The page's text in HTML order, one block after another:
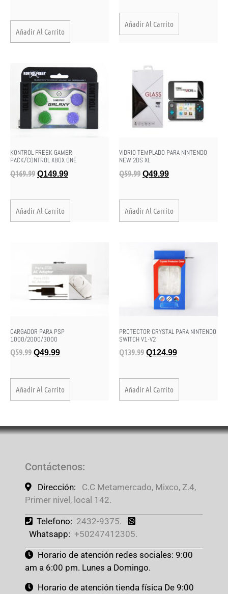
Añadir Al Carrito
Añadir Al Carrito
KONTROL FREEK GAMER
PACK/CONTROL XBOX ONE
Q169.99 Q149.99
Añadir Al Carrito
VIDRIO TEMPLADO PARA NINTENDO
NEW 2DS XL
Q59.99 Q49.99
Añadir Al Carrito
CARGADOR PARA PSP
1000/2000/3000
Q59.99 Q49.99
Añadir Al Carrito
PROTECTOR CRYSTAL PARA NINTENDO
SWITCH V1-V2
Q139.99 Q124.99
Añadir Al Carrito
Contáctenos:
Dirección:
C.C Metamercado, Mixco, Z.4,
Primer nivel, local 142.
Telefono: 2432-9375.
Whatsapp: +50247412305.
Horario de atención redes sociales: 9:00
am a 6:00 pm. Lunes a Domingo.
Horario de atención tienda física De 9:00